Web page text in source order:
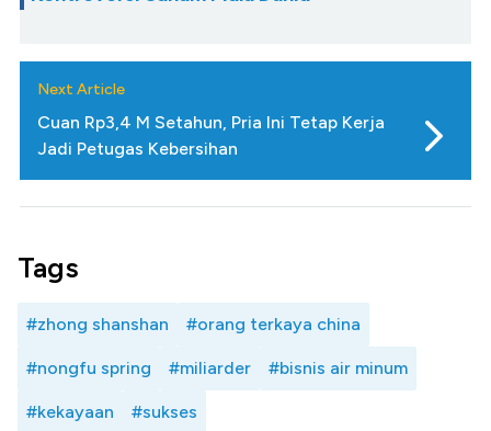
Next Article
Cuan Rp3,4 M Setahun, Pria Ini Tetap Kerja
Jadi Petugas Kebersihan
Tags
#zhong shanshan #orang terkaya china
#nongfu spring #miliarder #bisnis air minum
#kekayaan #sukses